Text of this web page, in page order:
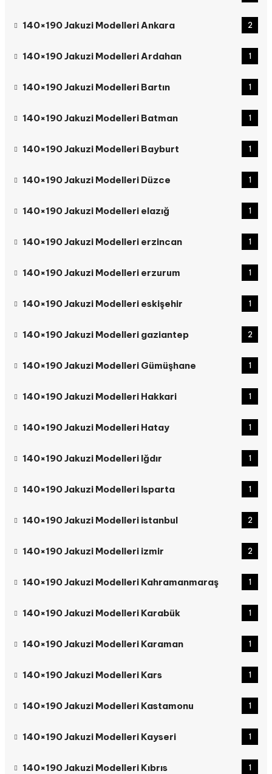
140×190 Jakuzi Modelleri Ankara 2
140×190 Jakuzi Modelleri Ardahan 1
140×190 Jakuzi Modelleri Bartın 1
140×190 Jakuzi Modelleri Batman 1
140×190 Jakuzi Modelleri Bayburt 1
140×190 Jakuzi Modelleri Düzce 1
140×190 Jakuzi Modelleri elazığ 1
140×190 Jakuzi Modelleri erzincan 1
140×190 Jakuzi Modelleri erzurum 1
140×190 Jakuzi Modelleri eskişehir 1
140×190 Jakuzi Modelleri gaziantep 2
140×190 Jakuzi Modelleri Gümüşhane 1
140×190 Jakuzi Modelleri Hakkari 1
140×190 Jakuzi Modelleri Hatay 1
140×190 Jakuzi Modelleri Iğdır 1
140×190 Jakuzi Modelleri Isparta 1
140×190 Jakuzi Modelleri istanbul 2
140×190 Jakuzi Modelleri izmir 2
140×190 Jakuzi Modelleri Kahramanmaraş 1
140×190 Jakuzi Modelleri Karabük 1
140×190 Jakuzi Modelleri Karaman 1
140×190 Jakuzi Modelleri Kars 1
140×190 Jakuzi Modelleri Kastamonu 1
140×190 Jakuzi Modelleri Kayseri 1
140×190 Jakuzi Modelleri Kıbrıs 1